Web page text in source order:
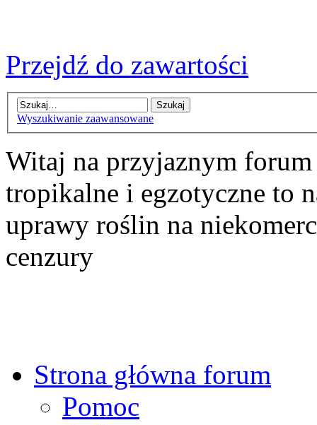
Przejdź do zawartości
Wyszukiwanie zaawansowane
Witaj na przyjaznym
tropikalne i egzotyczne to
uprawy roślin na
cenzury
Strona główna forum
Pomoc